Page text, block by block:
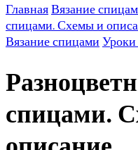
ГлавнаяВязание
спицами. Схемы и
Вязание спицами Уроки
спицами.